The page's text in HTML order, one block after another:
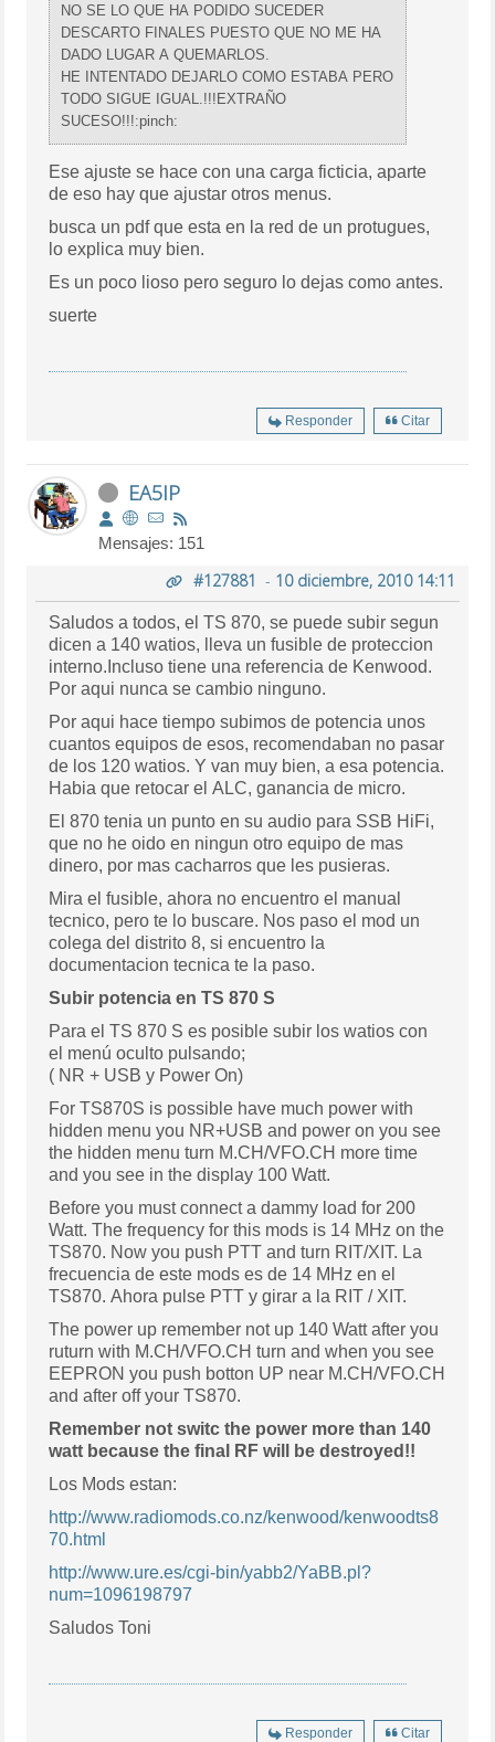
NO SE LO QUE HA PODIDO SUCEDER
DESCARTO FINALES PUESTO QUE NO ME HA
DADO LUGAR A QUEMARLOS.
HE INTENTADO DEJARLO COMO ESTABA PERO
TODO SIGUE IGUAL.!!!EXTRAÑO
SUCESO!!!:pinch:
Ese ajuste se hace con una carga ficticia, aparte
de eso hay que ajustar otros menus.
busca un pdf que esta en la red de un protugues,
lo explica muy bien.
Es un poco lioso pero seguro lo dejas como antes.
suerte
Responder Citar
EA5IP
Mensajes: 151
#127881 - 10 diciembre, 2010 14:11
Saludos a todos, el TS 870, se puede subir segun
dicen a 140 watios, lleva un fusible de proteccion
interno.Incluso tiene una referencia de Kenwood.
Por aqui nunca se cambio ninguno.
Por aqui hace tiempo subimos de potencia unos
cuantos equipos de esos, recomendaban no pasar
de los 120 watios. Y van muy bien, a esa potencia.
Habia que retocar el ALC, ganancia de micro.
El 870 tenia un punto en su audio para SSB HiFi,
que no he oido en ningun otro equipo de mas
dinero, por mas cacharros que les pusieras.
Mira el fusible, ahora no encuentro el manual
tecnico, pero te lo buscare. Nos paso el mod un
colega del distrito 8, si encuentro la
documentacion tecnica te la paso.
Subir potencia en TS 870 S
Para el TS 870 S es posible subir los watios con
el menú oculto pulsando;
( NR + USB y Power On)
For TS870S is possible have much power with
hidden menu you NR+USB and power on you see
the hidden menu turn M.CH/VFO.CH more time
and you see in the display 100 Watt.
Before you must connect a dammy load for 200
Watt. The frequency for this mods is 14 MHz on the
TS870. Now you push PTT and turn RIT/XIT. La
frecuencia de este mods es de 14 MHz en el
TS870. Ahora pulse PTT y girar a la RIT / XIT.
The power up remember not up 140 Watt after you
ruturn with M.CH/VFO.CH turn and when you see
EEPRON you push botton UP near M.CH/VFO.CH
and after off your TS870.
Remember not switc the power more than 140
watt because the final RF will be destroyed!!
Los Mods estan:
http://www.radiomods.co.nz/kenwood/kenwoodts8
70.html
http://www.ure.es/cgi-bin/yabb2/YaBB.pl?
num=1096198797
Saludos Toni
Responder Citar